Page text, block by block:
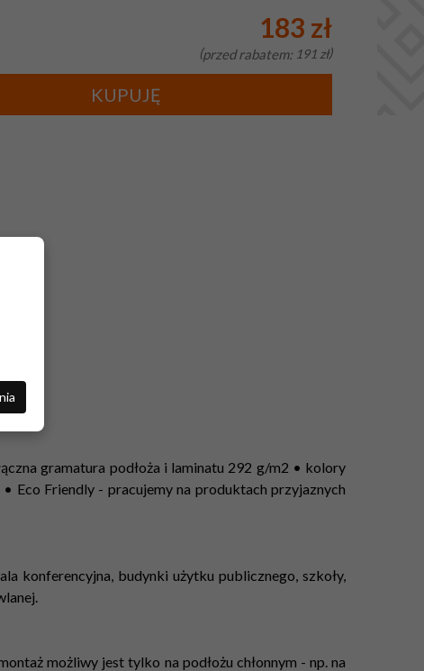
183 zł
przed rabatem: 191 zł
KUPUJĘ
gramatura podłoża i laminatu 292 g/m2 • kolory
• Eco Friendly - pracujemy na produktach przyjaznych
konferencyjna, budynki użytku publicznego, szkoły,
możliwy jest tylko na podłożu chłonnym - np. na